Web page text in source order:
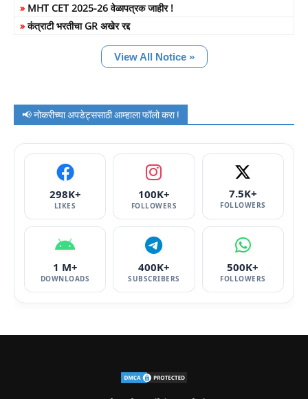
» MHT CET 2025-26 वेळापत्रक जाहीर !
»कंत्राटी भरतीचा GR अखेर रद्द
View All Notice »
📢 नोकरीच्या अपडेट्ससाठी आम्हाला फॉलो करा !
298K+
LIKES
100K+
FOLLOWERS
7.5K+
FOLLOWERS
1 M+
DOWNLOADS
400K+
SUBSCRIBERS
500K+
FOLLOWERS